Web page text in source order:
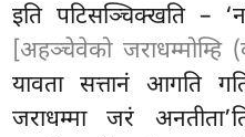
इति पटिसञ्चिक्खति – ‘न
[अहञ्चेवेको जराधम्मोम्हि
यावता सत्तानं आगति
जराधम्मा जरं